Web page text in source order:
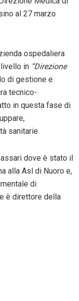
al 27 marzo
ospedaliera
in “Direzione
di gestione e
tecnico-
in questa fase di
sanitarie.
dove è stato il
alla Asl di Nuoro e,
di
è direttore della